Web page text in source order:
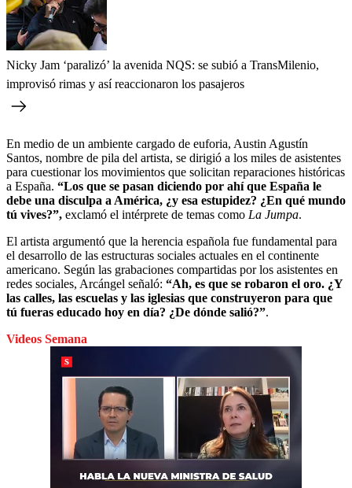
Nicky Jam ‘paralizó’ la avenida NQS: se subió a TransMilenio,
improvisó rimas y así reaccionaron los pasajeros
En medio de un ambiente cargado de euforia, Austin Agustín
Santos, nombre de pila del artista, se dirigió a los miles de asistentes
para cuestionar los movimientos que solicitan reparaciones históricas
a España. “Los que se pasan diciendo por ahí que España le
debe una disculpa a América, ¿y esa estupidez? ¿En qué mundo
tú vives?”, exclamó el intérprete de temas como La Jumpa.
El artista argumentó que la herencia española fue fundamental para
el desarrollo de las estructuras sociales actuales en el continente
americano. Según las grabaciones compartidas por los asistentes en
redes sociales, Arcángel señaló: “Ah, es que se robaron el oro. ¿Y
las calles, las escuelas y las iglesias que construyeron para que
tú fueras educado hoy en día? ¿De dónde salió?”.
Videos Semana